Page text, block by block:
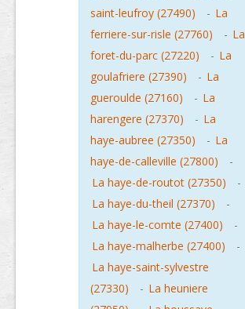
saint-leufroy (27490)
- La
ferriere-sur-risle (27760)
- La
foret-du-parc (27220)
- La
goulafriere (27390)
- La
gueroulde (27160)
- La
harengere (27370)
- La
haye-aubree (27350)
- La
haye-de-calleville (27800)
-
La haye-de-routot (27350)
-
La haye-du-theil (27370)
-
La haye-le-comte (27400)
-
La haye-malherbe (27400)
-
La haye-saint-sylvestre
(27330)
- La heuniere